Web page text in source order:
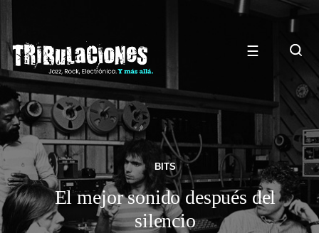
☰
BITS
El mejor sonido después del
silencio